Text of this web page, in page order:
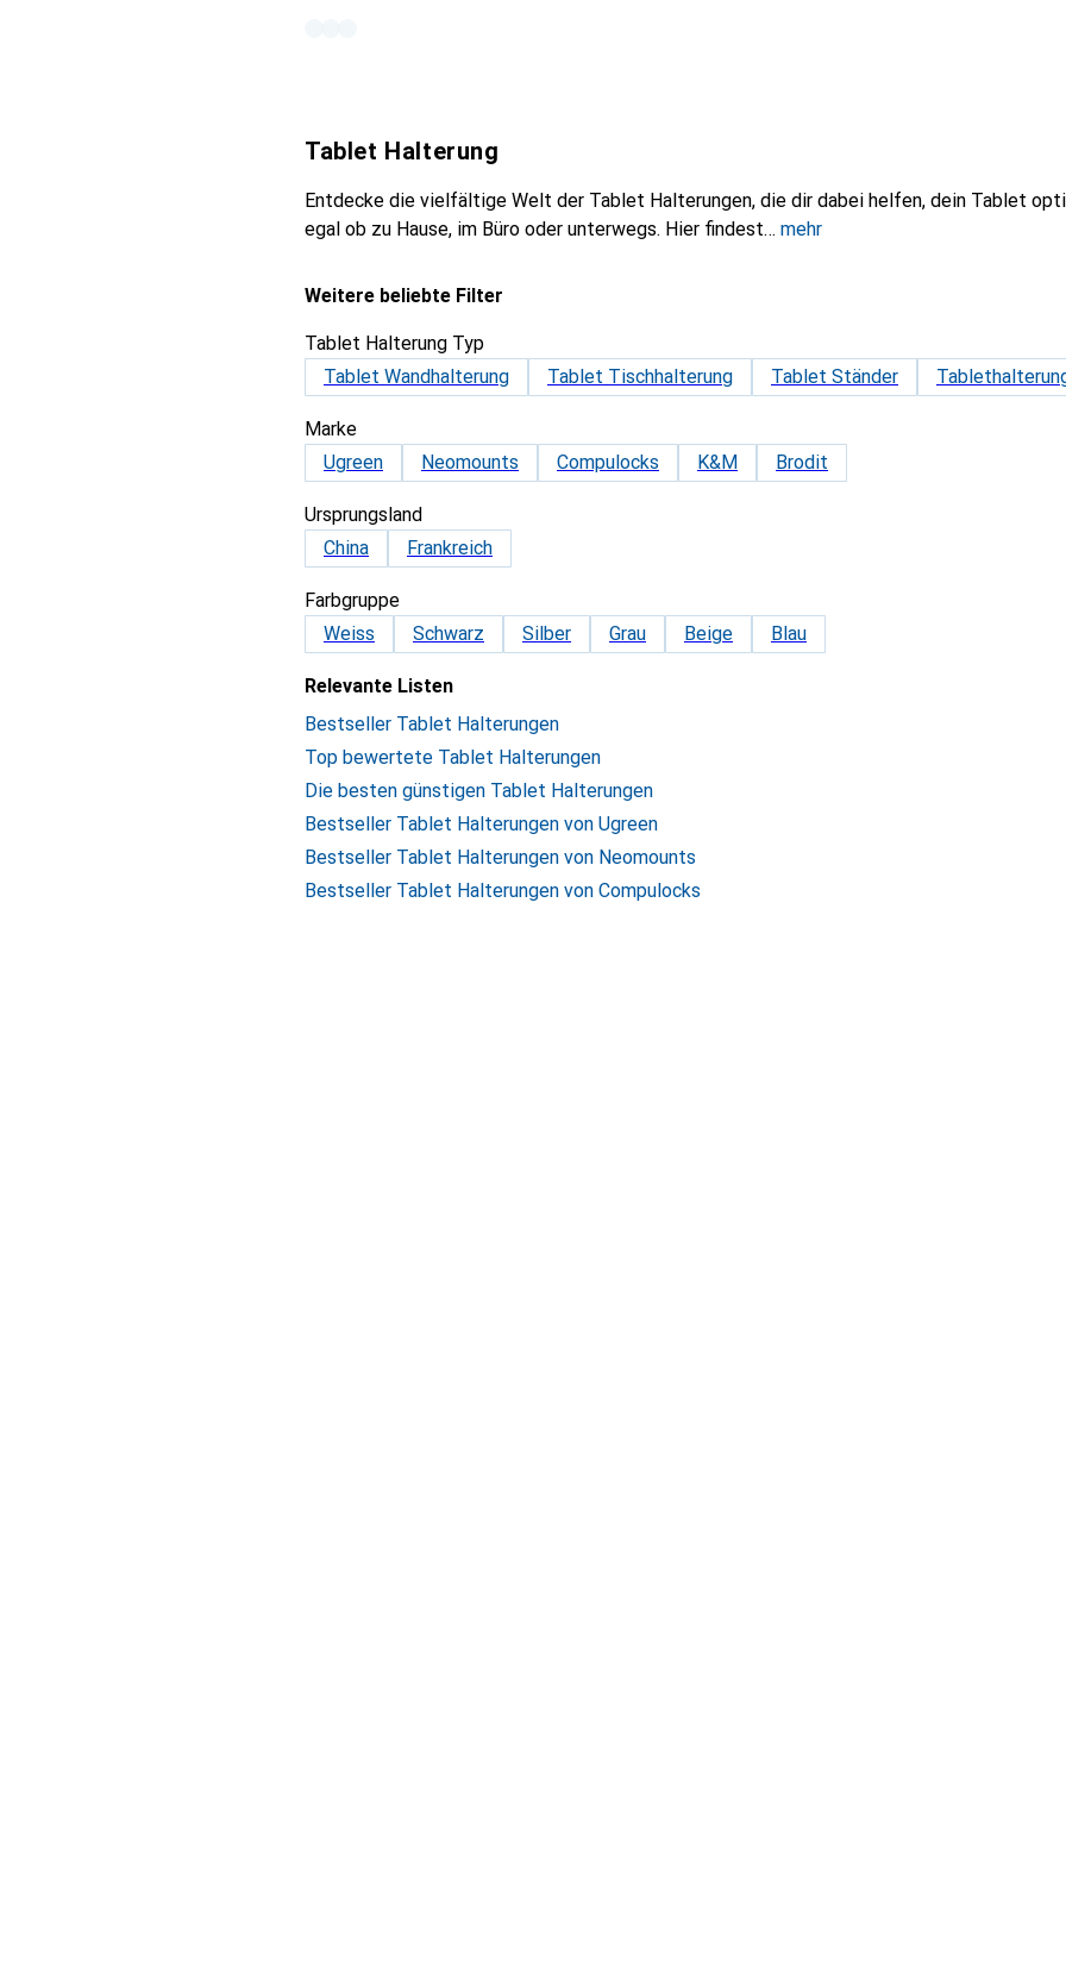
Tablet Halterung
Entdecke die vielfältige Welt der Tablet Halterungen, die dir dabei helfen, dein Tablet
egal ob zu Hause, im Büro oder unterwegs. Hier findest
mehr
Weitere beliebte Filter
Tablet Halterung Typ
Tablet Wandhalterung
Tablet Tischhalterung Tablet Ständer
Marke
Ugreen
Neomounts Compulocks K&M Brodit
Ursprungsland
China
Frankreich
Farbgruppe
Weiss
Schwarz Silber Grau Beige Blau
Relevante Listen
Bestseller Tablet Halterungen
Top bewertete Tablet Halterungen
Die besten günstigen Tablet Halterungen
Bestseller Tablet Halterungen von Ugreen
Bestseller Tablet Halterungen von Neomounts
Bestseller Tablet Halterungen von Compulocks